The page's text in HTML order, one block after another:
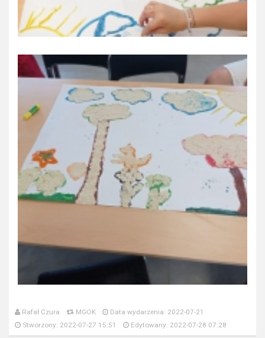
Rafał Czura MGOK
Data wydarzenia: 2022-07-21
Stworzony: 2022-07-27 15:51
Edytowany: 2022-07-28 07:28